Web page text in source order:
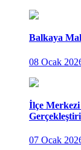
Balkaya
08 Ocak
İlçe Merkezi
07 Ocak